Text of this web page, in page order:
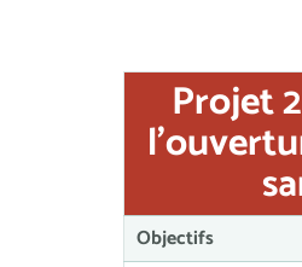
Projet
Objectifs